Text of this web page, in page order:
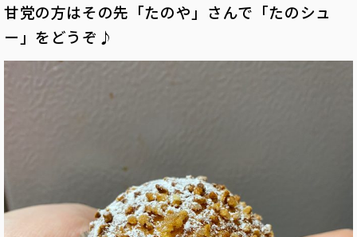
甘党の方はその先「たのや」さんで「たのシュ
ー」をどうぞ♪